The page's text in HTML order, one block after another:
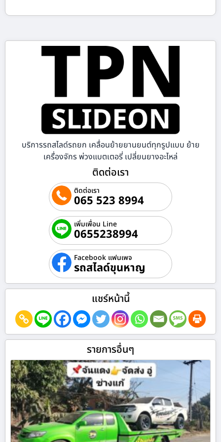
บริการรถสไลด์รถยก เคลื่อนย้ายยานยนต์ทุกรูปแบบ ย้าย
เครื่องจักร พ่วงแบตเตอรี่ เปลี่ยนยางอะไหล่
ติดต่อเรา
ติดต่อเรา
065 523 8994
เพิ่มเพื่อน Line
0655238994
Facebook แฟนเพจ
รถสไลด์ขุนหาญ
แชร์หน้านี้
รายการอื่นๆ